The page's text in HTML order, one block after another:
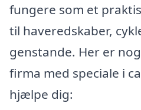
fungere som et
til haveredskaber,
genstande. Her er
firma med speciale i
hjælpe dig: